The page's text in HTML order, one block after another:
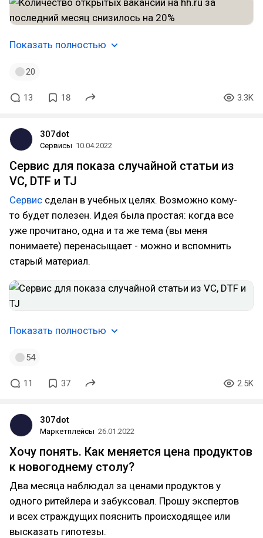
Показать полностью
20
13 18 3.3K
307dot
Сервисы 10.04.2022
Сервис для показа случайной статьи из
VC, DTF и TJ
Сервис сделан в учебных целях. Возможно кому-
то будет полезен. Идея была простая: когда все
уже прочитано, одна и та же тема (вы меня
понимаете) перенасыщает - можно и вспомнить
старый материал.
Показать полностью
54
11 37 2.5K
307dot
Маркетплейсы 26.01.2022
Хочу понять. Как меняется цена продуктов
к новогоднему столу?
Два месяца наблюдал за ценами продуктов у
одного ритейлера и забуксовал. Прошу экспертов
и всех страждущих пояснить происходящее или
высказать гипотезы.